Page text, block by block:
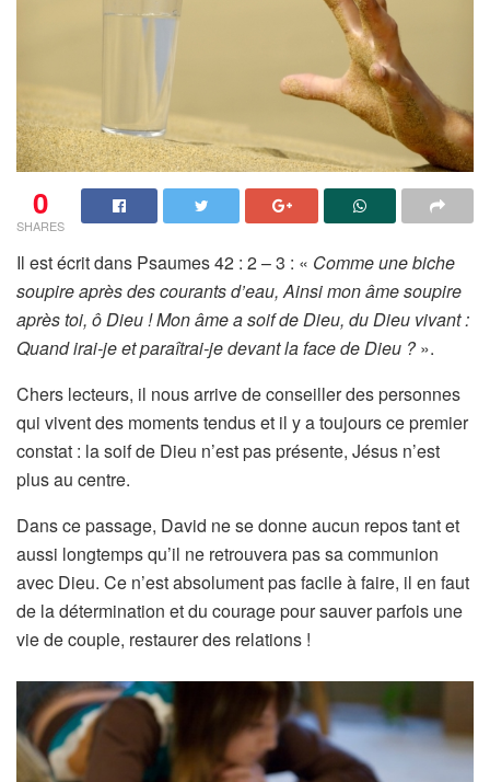
0
SHARES
Il est écrit dans Psaumes 42 : 2 – 3 : « Comme une biche
soupire après des courants d’eau, Ainsi mon âme soupire
après toi, ô Dieu ! Mon âme a soif de Dieu, du Dieu vivant :
Quand irai-je et paraîtrai-je devant la face de Dieu ?».
Chers lecteurs, il nous arrive de conseiller des personnes
qui vivent des moments tendus et il y a toujours ce premier
constat : la soif de Dieu n’est pas présente, Jésus n’est
plus au centre.
Dans ce passage, David ne se donne aucun repos tant et
aussi longtemps qu’il ne retrouvera pas sa communion
avec Dieu. Ce n’est absolument pas facile à faire, il en faut
de la détermination et du courage pour sauver parfois une
vie de couple, restaurer des relations !